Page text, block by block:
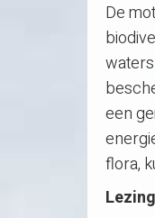
De
een
flora,
Lezing